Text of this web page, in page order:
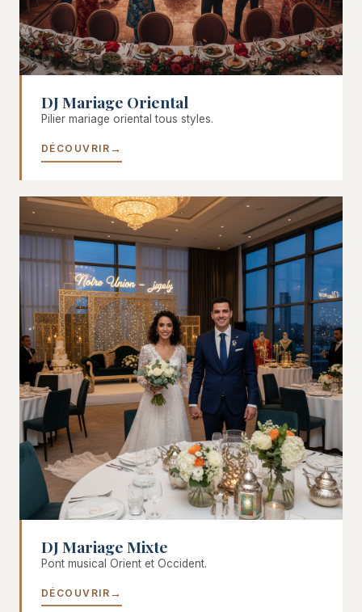
DJ Mariage Oriental
Pilier mariage oriental tous styles.
DÉCOUVRIR
DJ Mariage Mixte
Pont musical Orient et Occident.
DÉCOUVRIR